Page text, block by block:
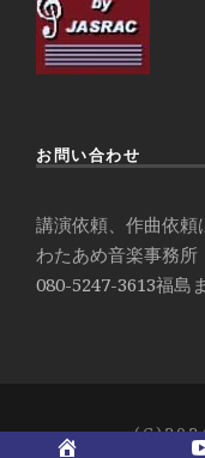
お問い合わせ
講演依頼、作曲依頼
わたあめ音楽事務所
080-5247-3613福島